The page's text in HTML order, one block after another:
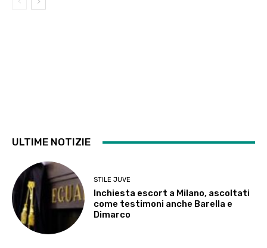
ULTIME NOTIZIE
STILE JUVE
Inchiesta escort a Milano, ascoltati
come testimoni anche Barella e
Dimarco